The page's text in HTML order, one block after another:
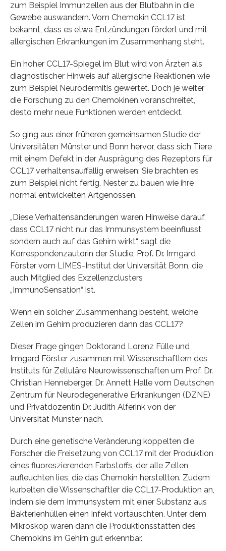
zum Beispiel Immunzellen aus der Blutbahn in die
Gewebe auswandern. Vom Chemokin CCL17 ist
bekannt, dass es etwa Entzündungen fördert und mit
allergischen Erkrankungen im Zusammenhang steht.
Ein hoher CCL17-Spiegel im Blut wird von Ärzten als
diagnostischer Hinweis auf allergische Reaktionen wie
zum Beispiel Neurodermitis gewertet. Doch je weiter
die Forschung zu den Chemokinen voranschreitet,
desto mehr neue Funktionen werden entdeckt.
So ging aus einer früheren gemeinsamen Studie der
Universitäten Münster und Bonn hervor, dass sich Tiere
mit einem Defekt in der Ausprägung des Rezeptors für
CCL17 verhaltensauffällig erweisen: Sie brachten es
zum Beispiel nicht fertig, Nester zu bauen wie ihre
normal entwickelten Artgenossen.
„Diese Verhaltensänderungen waren Hinweise darauf,
dass CCL17 nicht nur das Immunsystem beeinflusst,
sondern auch auf das Gehirn wirkt“, sagt die
Korrespondenzautorin der Studie, Prof. Dr. Irmgard
Förster vom LIMES-Institut der Universität Bonn, die
auch Mitglied des Exzellenzclusters
„ImmunoSensation“ ist.
Wenn ein solcher Zusammenhang besteht, welche
Zellen im Gehirn produzieren dann das CCL17?
Dieser Frage gingen Doktorand Lorenz Fülle und
Irmgard Förster zusammen mit Wissenschaftlern des
Instituts für Zelluläre Neurowissenschaften um Prof. Dr.
Christian Henneberger, Dr. Annett Halle vom Deutschen
Zentrum für Neurodegenerative Erkrankungen (DZNE)
und Privatdozentin Dr. Judith Alferink von der
Universität Münster nach.
Durch eine genetische Veränderung koppelten die
Forscher die Freisetzung von CCL17 mit der Produktion
eines fluoreszierenden Farbstoffs, der alle Zellen
aufleuchten lies, die das Chemokin herstellten. Zudem
kurbelten die Wissenschaftler die CCL17-Produktion an,
indem sie dem Immunsystem mit einer Substanz aus
Bakterienhüllen einen Infekt vortäuschten. Unter dem
Mikroskop waren dann die Produktionsstätten des
Chemokins im Gehirn gut erkennbar.